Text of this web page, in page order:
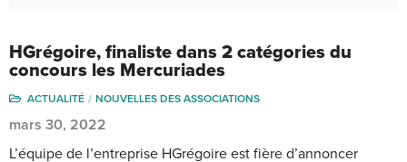
HGrégoire, finaliste dans 2 catégories du
concours les Mercuriades
ACTUALITÉ NOUVELLES DES ASSOCIATIONS
mars 30, 2022
L’équipe de l’entreprise HGrégoire est fière d’annoncer